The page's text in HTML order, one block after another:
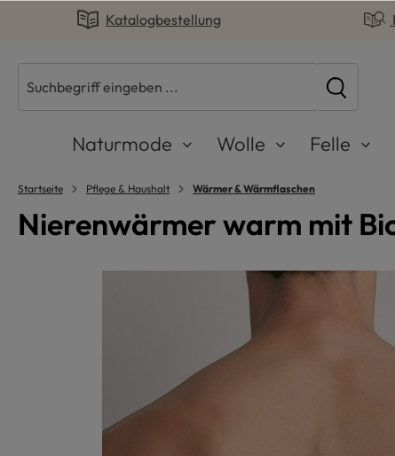
Zur Hauptnavigation springen
Katalogbestellung
Naturmode Wolle Felle
Startseite Pflege & Haushalt Wärmer & Wärmflaschen
Nierenwärmer warm mit